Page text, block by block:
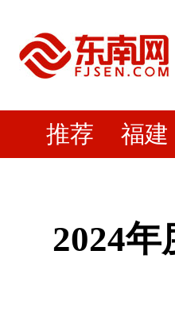
推荐 福建
2024